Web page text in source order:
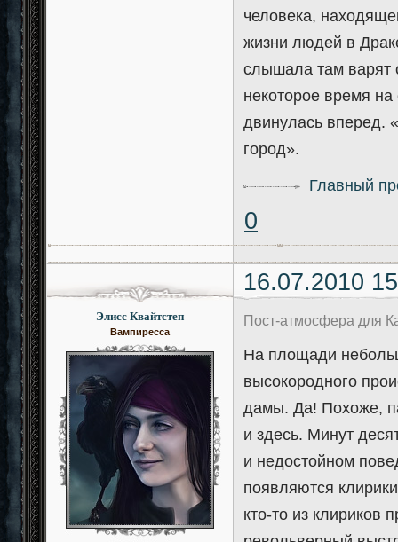
человека,
жизни людей в
слышала там варят
некоторое время
двинулась вперед.
город».
Главный
0
16.07.2010
Элисс Квайтстеп
Вампиресса
Пост-атмосфера для
На площади
высокородного
дамы. Да! Похоже,
и здесь. Минут
и недостойном
появляются
кто-то из клириков